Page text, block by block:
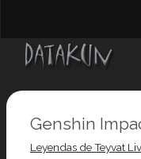
Genshin
Leyendas de Teyvat